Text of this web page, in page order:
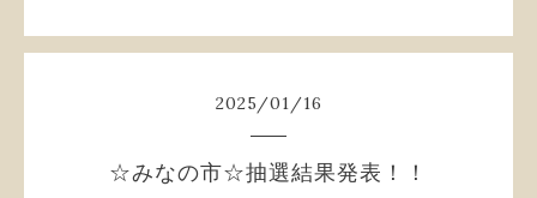
2025/01/16
☆みなの市☆抽選結果発表！！